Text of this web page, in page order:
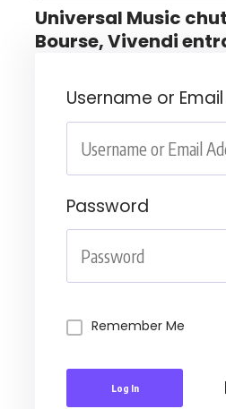
Universal Music
Bourse, Vivendi
Username or
Password
Remember Me
Log In